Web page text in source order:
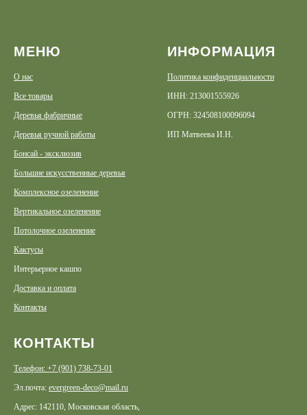
МЕНЮ
О нас
Все товары
Деревья фабричные
Деревья ручной работы
Бонсай - эксклюзив
Большие искусственные деревья
Комплексное озеленение
Вертикальное озеленение
Потолочное озеленение
Кактусы
Интерьерное кашпо
Доставка и оплата
Контакты
ИНФОРМАЦИЯ
Политика конфиденциальности
ИНН: 213001555926
ОГРН: 324508100096094
ИП Матвеева И.Н.
КОНТАКТЫ
Телефон: +7 (901) 738-73-01
Эл.почта: evergreen-deco@mail.ru
Адрес: 142110, Московская область,